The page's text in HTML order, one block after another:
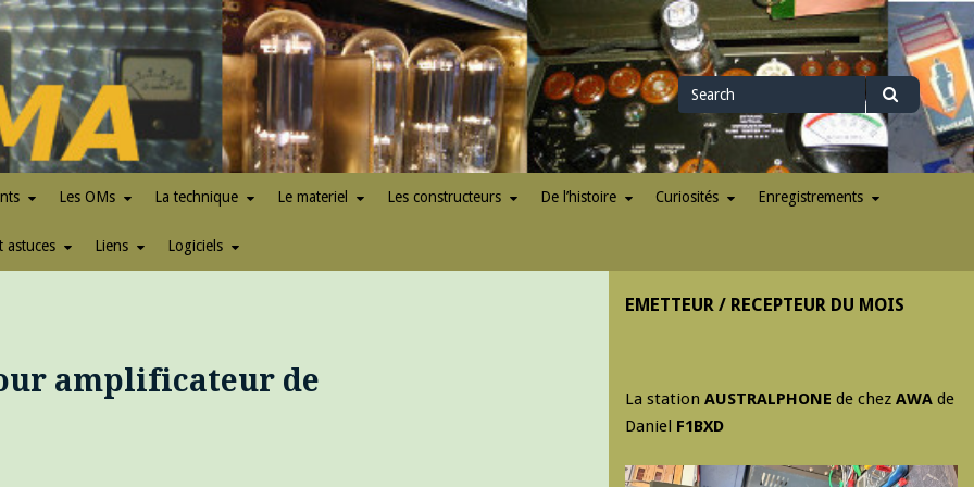
Search
for
Search
Les OMs La technique Le materiel Les constructeurs De l’histoire Curiosités Enregistrements
astuces Liens Logiciels
amplificateur de
EMETTEUR / RECEPTEUR DU MOIS
La station AUSTRALPHONE de chez AWA de
Daniel F1BXD